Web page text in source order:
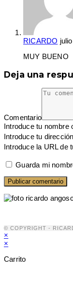
RICARDO
MUY BUENO
Deja una
Comentario
Introduce tu nombre
Introduce tu
Introduce la URL de
Guarda mi
© COPYRIGHT -
×
×
Carrito